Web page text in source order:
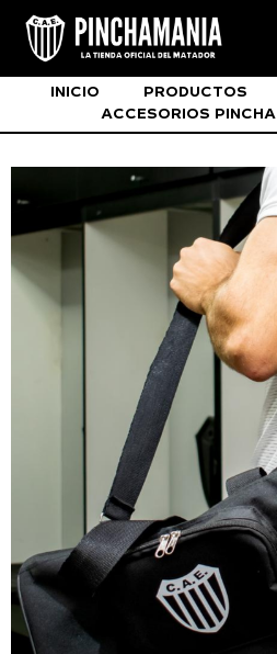
INICIO PRODUCTOS
ACCESORIOS PINCHA